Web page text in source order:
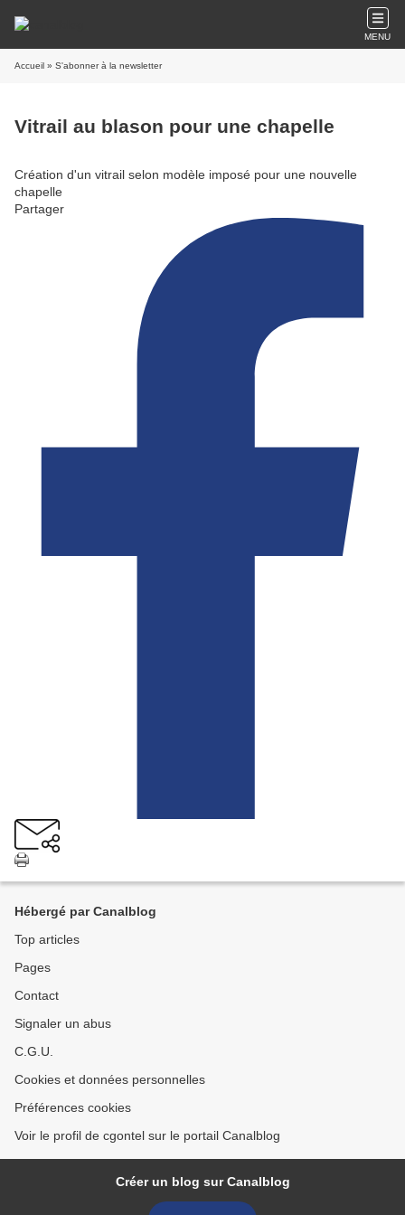
MENU
Accueil » S'abonner à la newsletter
Vitrail au blason pour une chapelle
Création d'un vitrail selon modèle imposé pour une nouvelle
chapelle
Partager
Hébergé par Canalblog
Top articles
Pages
Contact
Signaler un abus
C.G.U.
Cookies et données personnelles
Préférences cookies
Voir le profil de cgontel sur le portail Canalblog
Créer un blog sur Canalblog